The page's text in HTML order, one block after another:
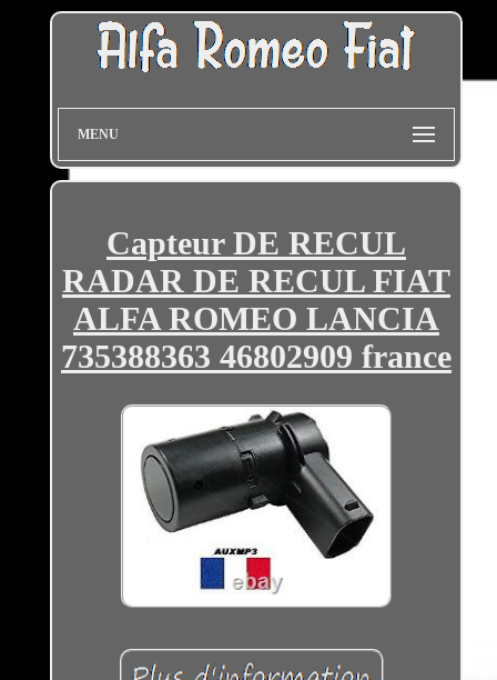
MENU
Capteur DE RECUL
RADAR DE RECUL FIAT
ALFA ROMEO LANCIA
735388363 46802909 france